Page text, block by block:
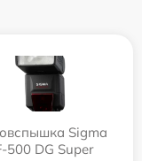
Sigma
500 DG Super